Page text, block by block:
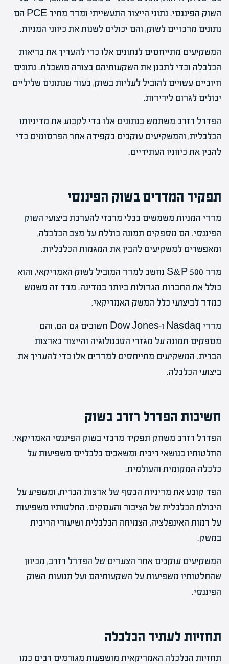
השוק הפיננסי. נתוני הייצור התעשייתי ומדד מחיר PCE הם
נתונים מרכזיים לשוק, והם יכולים לשנות את כיווני המניות.
המשקיעים מתייחסים לנתונים אלו כדי להעריך את בריאות
הכלכלה וכדי לתכנן את השקעותיהם בצורה מושכלת. נתונים
חיוביים עשויים להוביל לעליות בשוק, בעוד שנתונים שליליים
יכולים לגרום לירידות.
הפדרל רזרב משתמש בנתונים אלו כדי לקבוע את מדיניותו
הכלכלית, והמשקיעים עוקבים בקפידה אחר הפרסומים כדי
להבין את כיווניו העתידיים.
תפקיד המדדים בשוק הפיננסי
מדדי המניות משמשים ככלי מרכזי להערכת ביצועי השוק
הפיננסי. הם מספקים תמונה כוללת על מצב הכלכלה,
ומאפשרים למשקיעים להבין את המגמות הכלכליות.
מדד S&P 500 נחשב למדד המוביל לשוק האמריקאי, והוא
כולל את החברות הגדולות ביותר במדינה. מדד זה משמש
כמדד לביצועי כלל המשק האמריקאי.
מדדי Nasdaq ו-Dow Jones חשובים גם הם, והם
מספקים תמונה על מגזרי הטכנולוגיה והייצור בארצות
הברית. המשקיעים מתייחסים למדדים אלו כדי להעריך את
ביצועי הכלכלה.
חשיבות הפדרל רזרב בשוק
הפדרל רזרב משחק תפקיד מרכזי בשוק הפיננסי האמריקאי.
החלטותיו בנושאי ריבית ומשאבים כלכליים משפיעות על
כלכלה המקומית והעולמית.
הפד קובע את מדיניות הכסף של ארצות הברית, ומשפיע על
היכולת הכלכלית של הציבור והעסקים. החלטותיו משפיעות
על רמות האינפלציה, הצמיחה הכלכלית ושיעורי הריבית
במשק.
המשקיעים עוקבים אחר הצעדים של הפדרל רזרב, מכיוון
שהחלטותיו משפיעות על השקעותיהם ועל תנועות השוק
הפיננסי.
תחזיות לעתיד הכלכלה
תחזיות הכלכלה האמריקאית מושפעות מגורמים רבים כמו